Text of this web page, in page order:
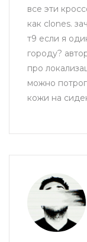
все эти
как clones.
т9 если я
городу?
про
можно
кожи на